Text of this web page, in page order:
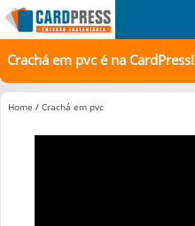
Crachá em pvc é na CardPress!
Home / Crachá em pvc